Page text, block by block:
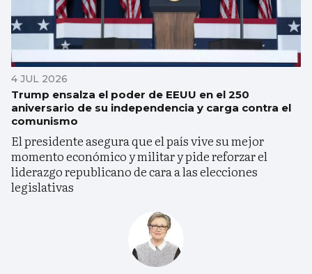
4 JUL 2026
Trump ensalza el poder de EEUU en el 250
aniversario de su independencia y carga contra el
comunismo
El presidente asegura que el país vive su mejor
momento económico y militar y pide reforzar el
liderazgo republicano de cara a las elecciones
legislativas